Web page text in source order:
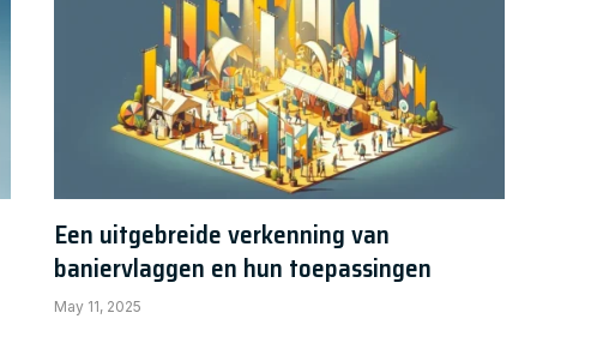
Een uitgebreide verkenning van
baniervlaggen en hun toepassingen
May 11, 2025